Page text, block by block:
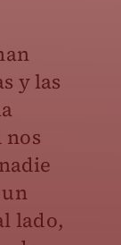
y las
nos
lado,